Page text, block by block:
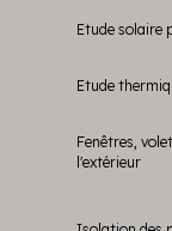
Etude solaire
Etude
Fenêtres,
l'extérieur